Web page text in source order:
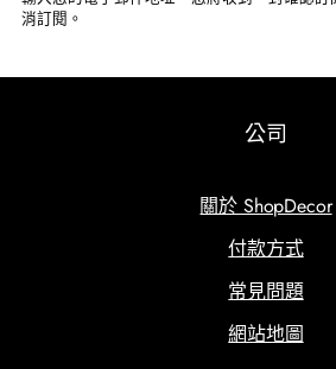
消訂閱。
公司
關於 ShopDecor
付款方式
常見問題
網站地圖